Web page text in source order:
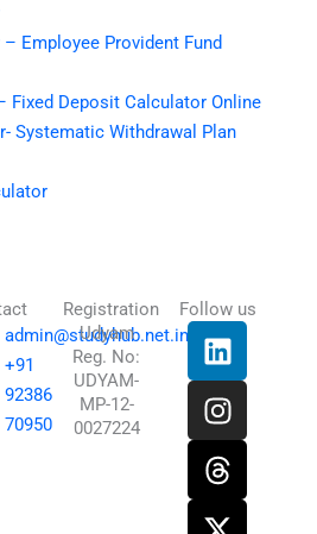
Employee Provident Fund
Fixed Deposit Calculator Online
Systematic Withdrawal Plan
admin@studyhub.net.in
+91
92386
70950
Registration
Udyam
Reg. No:
UDYAM-
MP-12-
0027224
Follow us
L
i
n
k
e
d
i
I
n
s
t
a
g
r
T
h
r
e
a
d
s
X
-
t
w
i
t
t